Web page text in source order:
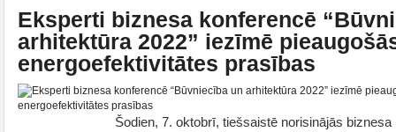
Eksperti biznesa konferencē
arhitektūra 2022” iezīmē
energoefektivitātes prasības
Šodien, 7. oktobrī, tiešsaistē norisinājās